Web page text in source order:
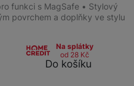
funkci s MagSafe • Stylový
povrchem a doplňky ve stylu
Na splátky
od 28 Kč
Do košíku